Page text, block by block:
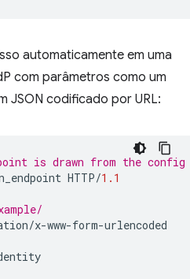
automaticamente em uma
com parâmetros como um
JSON codificado por URL:
is drawn from the
HTTP/1.1
/x-www-form-urlencoded